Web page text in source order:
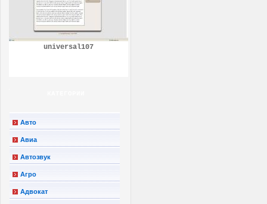
universal107
Авто
Авиа
Автозвук
Агро
Адвокат